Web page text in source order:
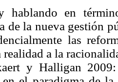
hablando en
de la nueva gestión
las
a la
y Halligan